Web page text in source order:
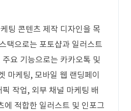
팅 콘텐츠 제작 디자인을 목
택으로는 포토샵과 일러스트
요 기능으로는 카카오톡 및
마케팅, 모바일 웹 랜딩페이
작업, 외부 채널 마케팅 배
에 적합한 일러스트 및 인포그